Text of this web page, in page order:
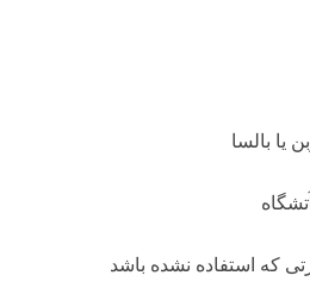
که استفاده نشده باشد